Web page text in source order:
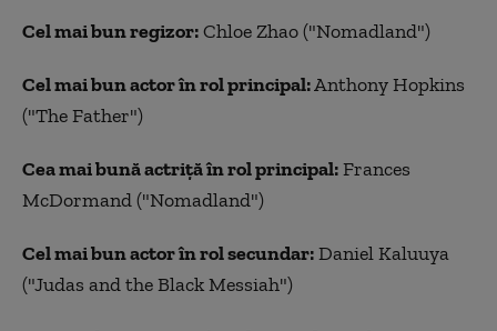
Cel mai bun regizor:Chloe Zhao ("Nomadland")
Cel mai bun actor în rol principal:Anthony Hopkins
("The Father")
Cea mai bună actriţă în rol principal:Frances
McDormand ("Nomadland")
Cel mai bun actor în rol secundar:Daniel Kaluuya
("Judas and the Black Messiah")